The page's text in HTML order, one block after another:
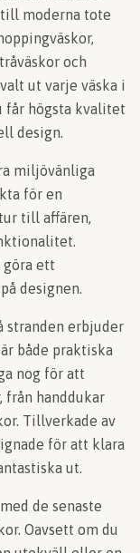
moderna tote
och
ut varje väska i
får högsta kvalitet
design.
miljövänliga
för en
till affären,
göra ett
designen.
stranden erbjuder
både praktiska
nog för att
från handdukar
Tillverkade av
för att klara
ut.
de senaste
Oavsett om du